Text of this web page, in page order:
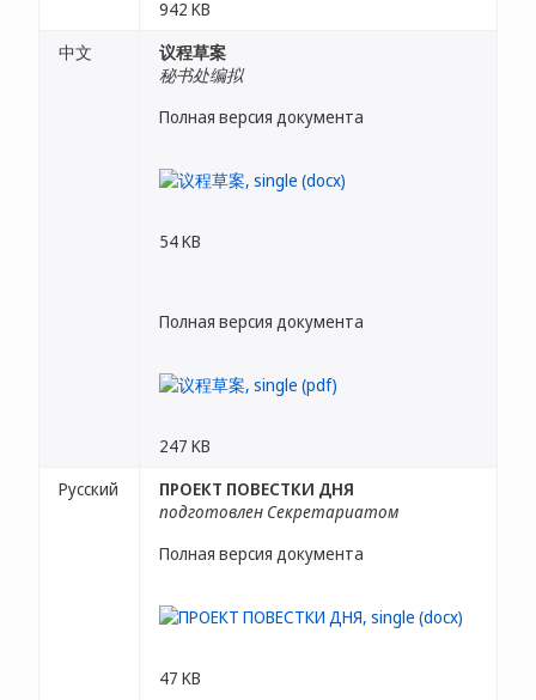
942 KB
中文
议程草案
秘书处编拟
Полная версия документа
54 KB
Полная версия документа
247 KB
Русский
ПРОЕКТ ПОВЕСТКИ ДНЯ
подготовлен Секретариатом
Полная версия документа
47 KB